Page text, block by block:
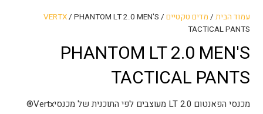
עמוד הבית / מדים טקטיים /
VERTX/ PHANTOM LT 2.0 MEN'S
TACTICAL PANTS
PHANTOM LT 2.0 MEN'S
TACTICAL PANTS
מכנסי הפאנטום LT 2.0 מעוצבים לפי התוכנית של מכנסיVertx®